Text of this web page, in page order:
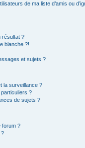
de ma liste d’amis ou
résultat ?
blanche ?!
et sujets ?
la surveillance ?
?
de sujets ?
forum ?
?